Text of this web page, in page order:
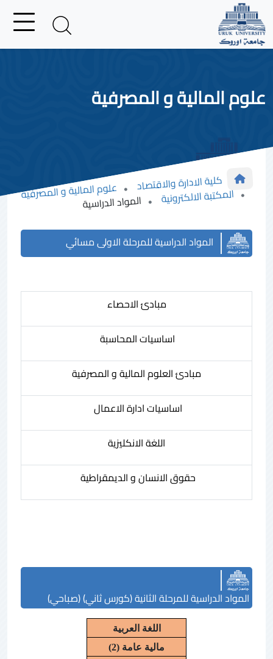
علوم المالية و المصرفية
كلية الادارة والاقتصاد علوم المالية و المصرفية المكتبة الالكترونية المواد الدراسية
المواد الدراسية للمرحلة الاولى مسائي
مبادئ الاحصاء
اساسيات المحاسبة
مبادئ العلوم المالية و المصرفية
اساسيات ادارة الاعمال
اللغة الانكليزية
حقوق الانسان و الديمقراطية
المواد الدراسية للمرحلة الثانية (كورس ثاني) (صباحي)
اللغة العربية
مالية عامة (2)